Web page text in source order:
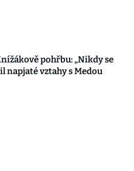
pohřbu: „Nikdy se
napjaté vztahy s Medou